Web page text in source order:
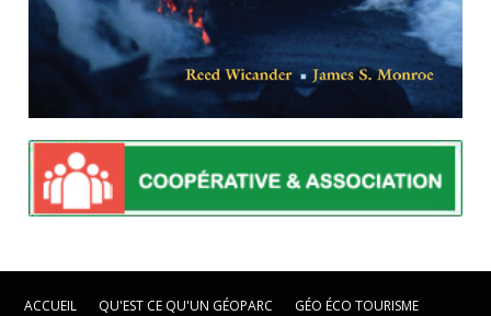
ACCUEIL QU'EST CE QU'UN GÉOPARC
GÉO ÉCO TOURISME